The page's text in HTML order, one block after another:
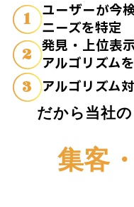
1 ユーザーが今
ニーズを特定
2 発見・上位表
アルゴリズム
3 アルゴリズム
だから当社
集客